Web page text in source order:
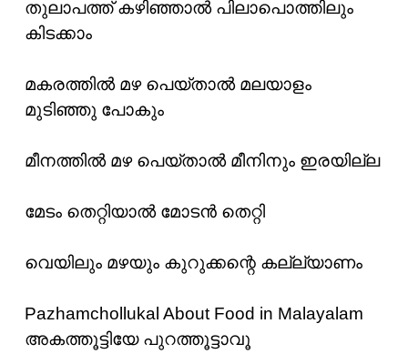
തുലാപത്ത് കഴിഞ്ഞാല്‍ പിലാപൊത്തിലും
കിടക്കാം
മകരത്തില്‍ മഴ പെയ്താല്‍ മലയാളം
മുടിഞ്ഞു പോകും
മീനത്തില്‍ മഴ പെയ്താല്‍ മീനിനും ഇരയില്ല
മേടം തെറ്റിയാല്‍ മോടന്‍ തെറ്റി
വെയിലും മഴയും കുറുക്കന്റെ കല്ല്യാണം
Pazhamchollukal About Food in Malayalam
അകത്തൂട്ടിയേ പുറത്തൂട്ടാവൂ